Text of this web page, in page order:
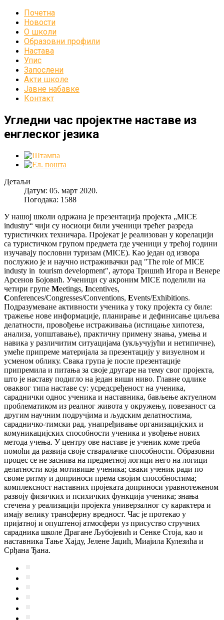
Почетна
Новости
О школи
Образовни профили
Настава
Упис
Запослени
Акти школе
Јавне набавке
Контакт
Угледни час пројектне наставе из
енглеског језика
Детаљи
Датум: 05. март 2020.
Погодака: 1588
У нашој школи одржана је презентација пројекта „MICE
industry“ чији су носиоци били ученици трећег разреда
туристичких техничара. Пројекат je реализован у корелацији
са туристичком групом предмета где ученици у трећој години
изучавају пословни туризам (МICE). Као један од извора
послужио је и научно истраживачки рад "Тhe role of MICE
industy in tourism development", аутора Тришић Игора и Венере
Арсенов Бојовић. Ученици су акроним MICE поделили на
четири групе Meetings, Incentives,
Conferences/Congresses/Conventions, Events/Exhibitions.
Подразумеване активности ученика у току пројекта су биле:
тражење нове информације, планирање и дефинисање циљева
делатности, провођење истраживања (истицање хипотеза,
анализа, уопштавање), практичну примену знања, умења и
навика у различитим ситуацијама (укључујући и нетип­ичне),
умеће припреме материјала за презентацију у визуелном и
усменом облику. Свака група је после презентације
припремила и питања за своје другаре на тему свог пројекта,
што је наставу подигло на један виши ниво. Главне одлике
оваквог типа наставе су: усредс­ређеност на ученика,
сараднички однос ученика и наставника, бављење актуелном
проблематиком из реалног живота у окружењу, повезаност са
другим научним подручјима и људским делатностима,
сарадничко-тимски рад, унапређивање организ­ацијских и
комуникацијских способности ученика и увођење нових
метода учења. У центру ове наставе је ученик коме треба
помоћи да развија своје стваралачке способности. Образовни
процес се не заснива на предметној логици него на логици
делатности која мотивише ученика; сваки ученик ради по
своме ритму и доприноси према својим способностима;
комплексност наст­авних пројеката доприноси уравнотеженом
развоју физичких и психичких функција ученика; знања
стечена у реализацији пројекта универзалног су карактера и
имају велику трансферну вредност. Час је протекао у
пријатној и опуштеној атмосфери уз присуство стручних
сарадника школе Драгане Љубојевић и Сенке Стоја, као и
наставника Тање Хајду, Јелене Јаџић, Миајила Кулезића и
Срђана Ђана.